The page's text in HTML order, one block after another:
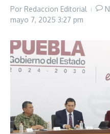
Por Redaccion Editorial
mayo 7, 2025 3:27 pm